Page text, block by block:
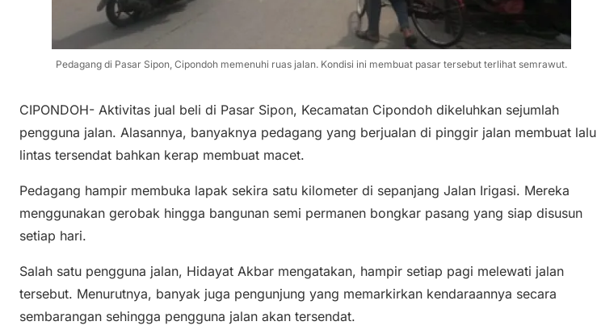
Pedagang di Pasar Sipon, Cipondoh memenuhi ruas jalan. Kondisi ini membuat pasar tersebut terlihat semrawut.
CIPONDOH- Aktivitas jual beli di Pasar Sipon, Kecamatan Cipondoh dikeluhkan sejumlah
pengguna jalan. Alasannya, banyaknya pedagang yang berjualan di pinggir jalan membuat lalu
lintas tersendat bahkan kerap membuat macet.
Pedagang hampir membuka lapak sekira satu kilometer di sepanjang Jalan Irigasi. Mereka
menggunakan gerobak hingga bangunan semi permanen bongkar pasang yang siap disusun
setiap hari.
Salah satu pengguna jalan, Hidayat Akbar mengatakan, hampir setiap pagi melewati jalan
tersebut. Menurutnya, banyak juga pengunjung yang memarkirkan kendaraannya secara
sembarangan sehingga pengguna jalan akan tersendat.